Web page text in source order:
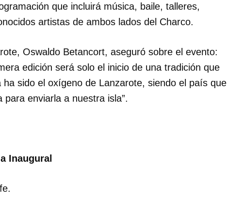
que incluirá música, baile, talleres,
artistas de ambos lados del Charco.
Oswaldo Betancort, aseguró sobre el evento:
edición será solo el inicio de una tradición que
sido el oxígeno de Lanzarote, siendo el país que
enviarla a nuestra isla”.
Inaugural